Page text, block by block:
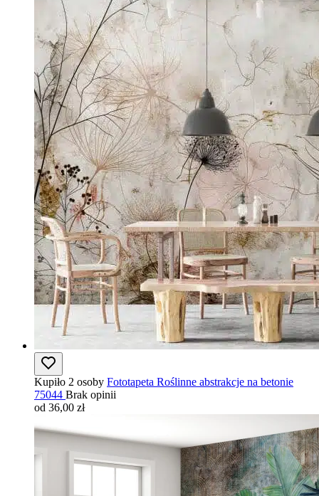
Kupiło 2 osoby Fototapeta Roślinne abstrakcje na betonie
75044 Brak opinii
od 36,00 zł